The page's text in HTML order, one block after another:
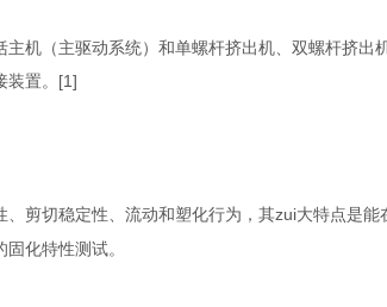
机（主驱动系统）和单螺杆挤出机、双螺杆挤出
装置。[1]
剪切稳定性、流动和塑化行为，其zui大特点是
化特性测试。